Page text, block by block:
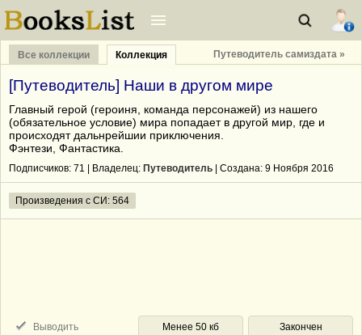
Все коллекции Коллекция Путеводитель самиздата »
[Путеводитель] Наши в другом мире
Главный герой (героиня, команда персонажей) из нашего
(обязательное условие) мира попадает в другой мир, где и
происходят дальнрейшии приключения.
Фэнтези, Фантастика.
Подписчиков: 71 | Владелец: Путеводитель | Cоздана: 9 Ноября 2016
Произведения с СИ: 564
Выводить
Менее 50 кб Закончен